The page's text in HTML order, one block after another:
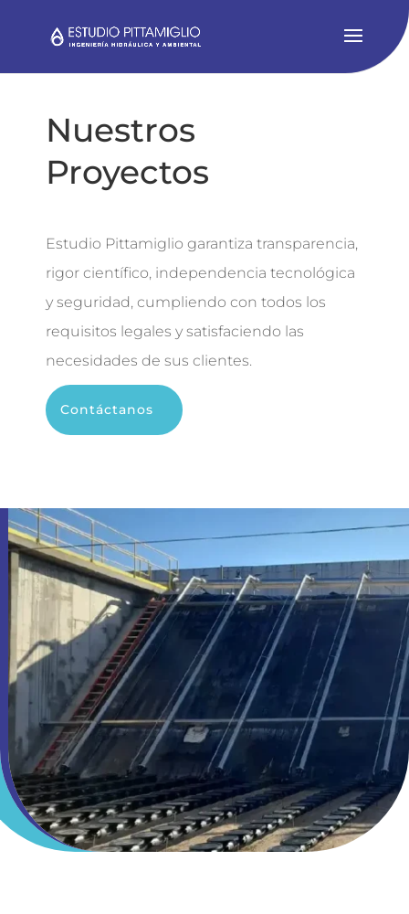
Nuestros
Proyectos
Estudio Pittamiglio garantiza transparencia,
rigor científico, independencia tecnológica
y seguridad, cumpliendo con todos los
requisitos legales y satisfaciendo las
necesidades de sus clientes.
Contáctanos